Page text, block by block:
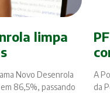
limpa
Novo Desenrola
86,5%, passando
A
da